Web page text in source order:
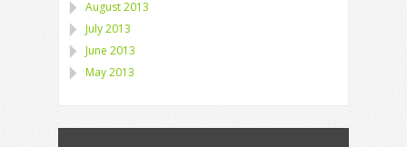
August 2013
July 2013
June 2013
May 2013